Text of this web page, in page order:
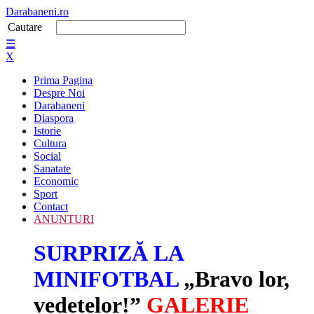
Darabaneni.ro
Cautare
☰
X
Prima Pagina
Despre Noi
Darabaneni
Diaspora
Istorie
Cultura
Social
Sanatate
Economic
Sport
Contact
ANUNTURI
SURPRIZĂ LA
MINIFOTBAL„Bravo lor,
vedetelor!” GALERIE